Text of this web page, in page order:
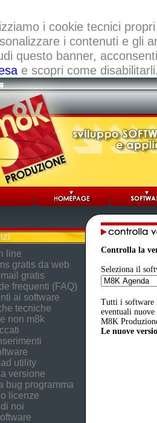
i cookie tecnici
i contenuti e gli
questo banner,
e scopri come
line
gratis da web
gratis
frequenti (FAQ)
ai software
tecniche
non m8k
utility
versione
bug programma
licenze
noi
Controlla la
Seleziona il
Tutti i software
eventuali
M8K
Le nuove